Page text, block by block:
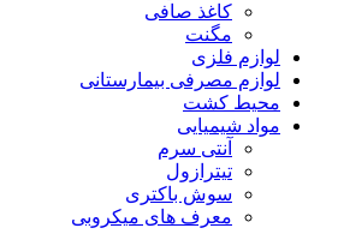
کاغذ صافی
مگنت
لوازم فلزی
لوازم مصرفی بیمارستانی
محیط کشت
مواد شیمیایی
آنتی سرم
تیترازول
سوش باکتری
معرف های میکروبی